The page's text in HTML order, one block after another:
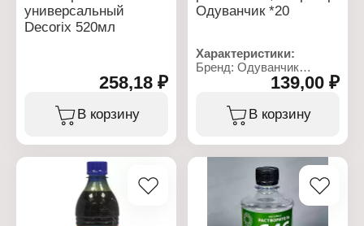
универсальный
Decorix 520мл
258,18 ₽
В корзину
Одуванчик *20
Характеристики:
Бренд: Одуванчик
ржавчины
Состав: с цинком и
Упаковка: тригер
139,00 ₽
В корзину